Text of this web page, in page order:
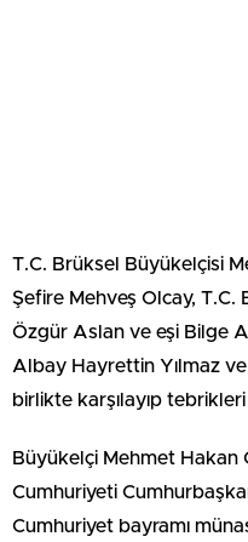
T.C. Brüksel Büyükelçisi
Şefire Mehveş Olcay, T.C.
Özgür Aslan ve eşi Bilge
Albay Hayrettin Yılmaz
birlikte karşılayıp
Büyükelçi Mehmet Hakan
Cumhuriyeti
Cumhuriyet bayramı